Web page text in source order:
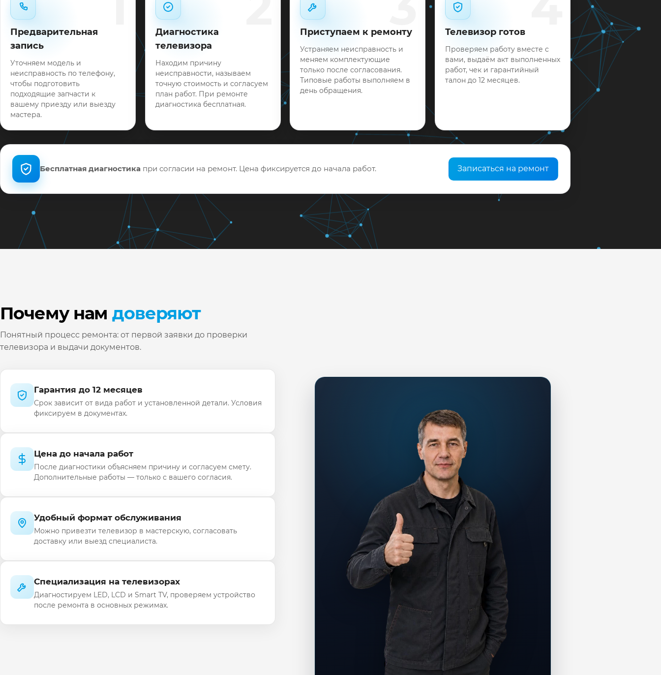
Предварительная
запись
Уточняем модель и
неисправность по телефону,
чтобы подготовить
подходящие запчасти к
вашему приезду или выезду
мастера.
Диагностика
телевизора
Находим причину
неисправности, называем
точную стоимость и согласуем
план работ. При ремонте
диагностика бесплатная.
Приступаем к ремонту
Устраняем неисправность и
меняем комплектующие
только после согласования.
Типовые работы выполняем в
день обращения.
Телевизор готов
Проверяем работу вместе с
вами, выдаём акт выполненных
работ, чек и гарантийный
талон до 12 месяцев.
Бесплатная диагностика при согласии на ремонт. Цена фиксируется до начала работ. Записаться на ремонт
Почему намдоверяют
Понятный процесс ремонта: от первой заявки до проверки
телевизора и выдачи документов.
Гарантия до 12 месяцев
Срок зависит от вида работ и установленной детали. Условия
фиксируем в документах.
Цена до начала работ
После диагностики объясняем причину и согласуем смету.
Дополнительные работы — только с вашего согласия.
Удобный формат обслуживания
Можно привезти телевизор в мастерскую, согласовать
доставку или выезд специалиста.
Специализация на телевизорах
Диагностируем LED, LCD и Smart TV, проверяем устройство
после ремонта в основных режимах.